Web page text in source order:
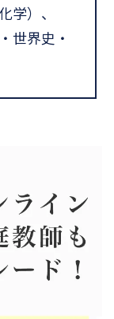
学）、
世界史・